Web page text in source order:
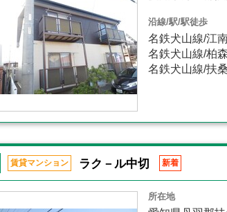
沿線/駅/駅徒歩
名鉄犬山線/江
名鉄犬山線/柏
名鉄犬山線/扶
賃貸マンション ラク－ル中切 新着
所在地